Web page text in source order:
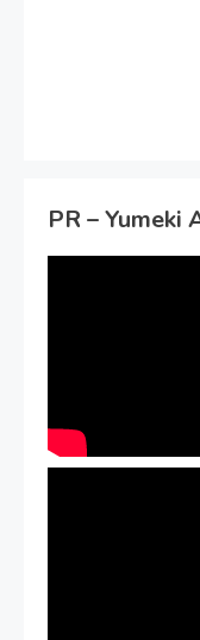
PR – Yumeki